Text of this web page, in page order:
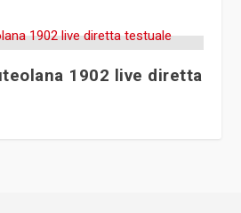
1902 live diretta